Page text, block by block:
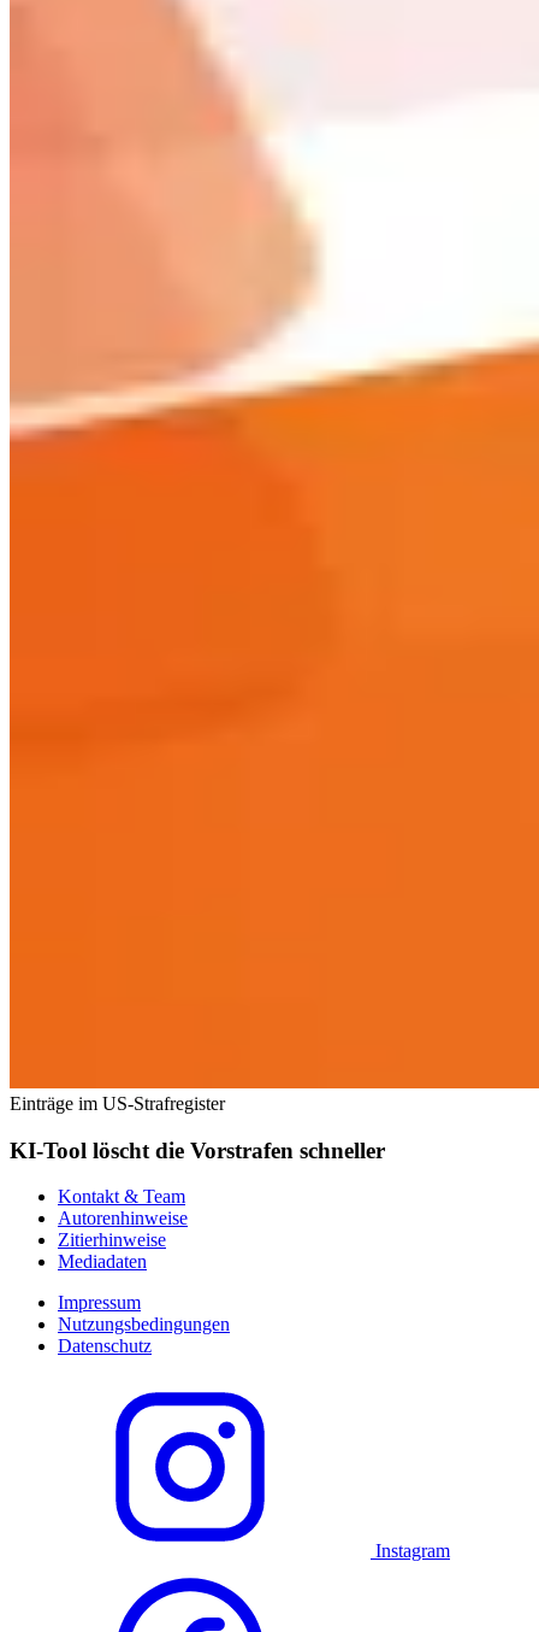
Einträge im US-Strafregister
KI-Tool löscht die Vorstrafen schneller
Kontakt & Team
Autorenhinweise
Zitierhinweise
Mediadaten
Impressum
Nutzungsbedingungen
Datenschutz
Instagram